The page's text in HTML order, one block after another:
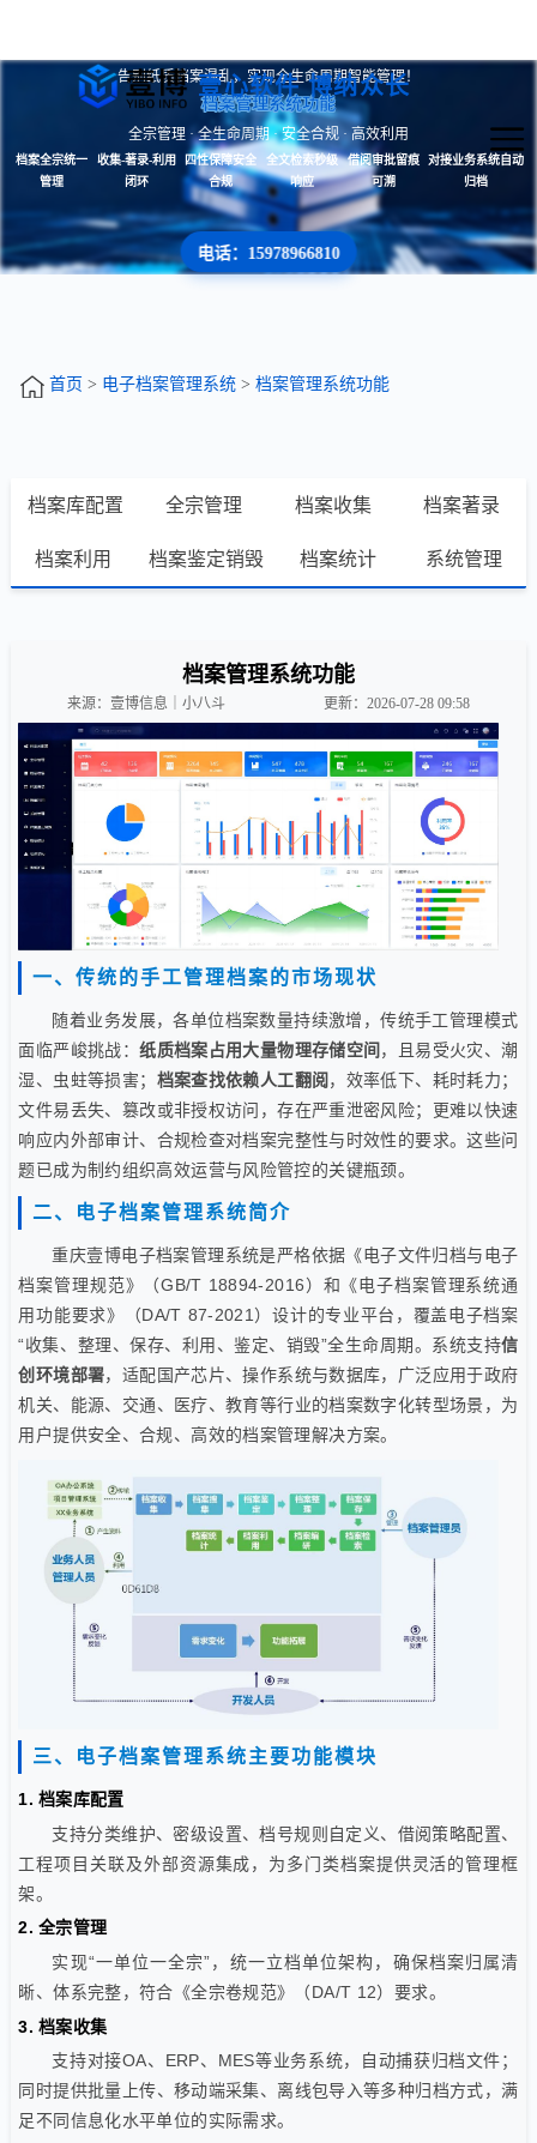
壹心软件 博纳众长
告别纸质档案混乱，实现全生命周期智能管理！
档案管理系统功能
全宗管理 · 全生命周期 · 安全合规 · 高效利用
档案全宗统一
管理
收集-著录-利用
闭环
四性保障安全
合规
全文检索秒级
响应
借阅审批留痕
可溯
对接业务系统自动
归档
电话：15978966810
首页 > 电子档案管理系统> 档案管理系统功能
档案库配置 全宗管理 档案收集 档案著录
档案利用 档案鉴定销毁 档案统计 系统管理
档案管理系统功能
来源：壹博信息｜小八斗 更新：2026-07-28 09:58
一、传统的手工管理档案的市场现状
随着业务发展，各单位档案数量持续激增，传统手工管理模式
面临严峻挑战：纸质档案占用大量物理存储空间 ，且易受火灾、潮
湿、虫蛀等损害； 档案查找依赖人工翻阅 ，效率低下、耗时耗力；
文件易丢失、篡改或非授权访问，存在严重泄密风险；更难以快速
响应内外部审计、合规检查对档案完整性与时效性的要求。这些问
题已成为制约组织高效运营与风险管控的关键瓶颈。
二、电子档案管理系统简介
重庆壹博电子档案管理系统是严格依据《电子文件归档与电子
档案管理规范》（GB/T 18894-2016）和《电子档案管理系统通
用功能要求》（DA/T 87-2021）设计的专业平台，覆盖电子档案
“收集、整理、保存、利用、鉴定、销毁”全生命周期。系统支持信
创环境部署，适配国产芯片、操作系统与数据库，广泛应用于政府
机关、能源、交通、医疗、教育等行业的档案数字化转型场景，为
用户提供安全、合规、高效的档案管理解决方案。
三、电子档案管理系统主要功能模块
1. 档案库配置
支持分类维护、密级设置、档号规则自定义、借阅策略配置、
工程项目关联及外部资源集成，为多门类档案提供灵活的管理框
架。
2. 全宗管理
实现“一单位一全宗”，统一立档单位架构，确保档案归属清
晰、体系完整，符合《全宗卷规范》（DA/T 12）要求。
3. 档案收集
支持对接OA、ERP、MES等业务系统，自动捕获归档文件；
同时提供批量上传、移动端采集、离线包导入等多种归档方式，满
足不同信息化水平单位的实际需求。